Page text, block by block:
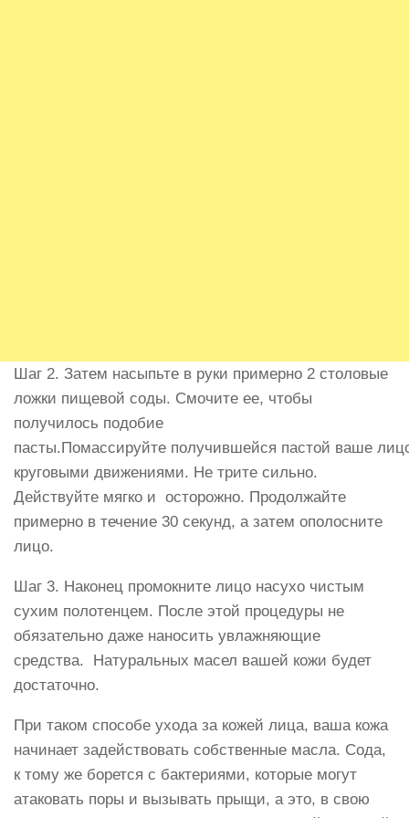
Шаг 2. Затем насыпьте в руки примерно 2 столовые
ложки пищевой соды. Смочите ее, чтобы
получилось подобие
пасты.Помассируйте получившейся пастой ваше
круговыми движениями. Не трите сильно.
Действуйте мягко и осторожно. Продолжайте
примерно в течение 30 секунд, а затем ополосните
лицо.
Шаг 3. Наконец промокните лицо насухо чистым
сухим полотенцем. После этой процедуры не
обязательно даже наносить увлажняющие
средства. Натуральных масел вашей кожи будет
достаточно.
При таком способе ухода за кожей лица, ваша кожа
начинает задействовать собственные масла. Сода,
к тому же борется с бактериями, которые могут
атаковать поры и вызывать прыщи, а это, в свою